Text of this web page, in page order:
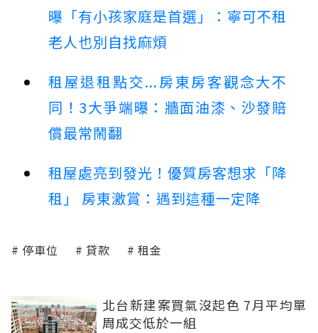
曝「有小孩家庭是首選」：寧可不租
老人也別自找麻煩
租屋退租點交...房東房客觀念大不
同！3大爭端曝：牆面油漆、沙發賠
償最常鬧翻
租屋處亮到發光！優質房客想求「降
租」 房東激賞：遇到這種一定降
停車位 貸款 租金
北台新建案買氣沒起色 7月平均單
周成交低於一組